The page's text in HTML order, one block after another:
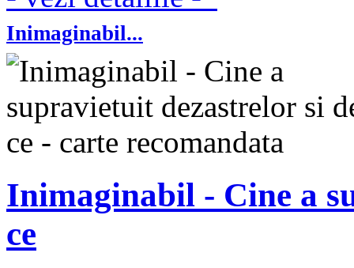
Inimaginabil...
Inimaginabil - Cine a
ce